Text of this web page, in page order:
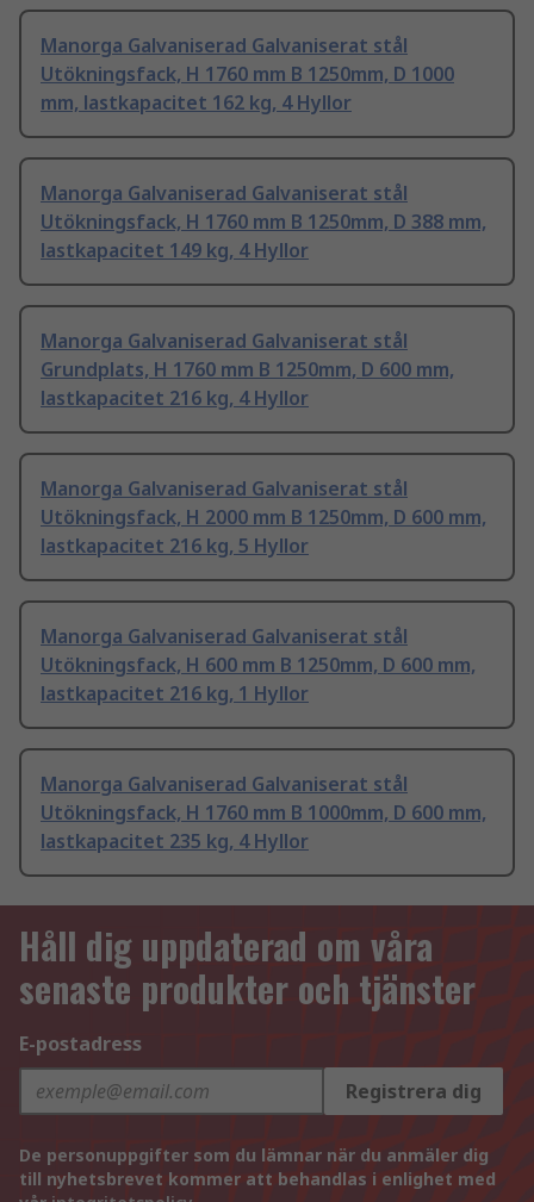
Manorga Galvaniserad Galvaniserat stål
Utökningsfack, H 1760 mm B 1250mm, D 1000
mm, lastkapacitet 162 kg, 4 Hyllor
Manorga Galvaniserad Galvaniserat stål
Utökningsfack, H 1760 mm B 1250mm, D 388 mm,
lastkapacitet 149 kg, 4 Hyllor
Manorga Galvaniserad Galvaniserat stål
Grundplats, H 1760 mm B 1250mm, D 600 mm,
lastkapacitet 216 kg, 4 Hyllor
Manorga Galvaniserad Galvaniserat stål
Utökningsfack, H 2000 mm B 1250mm, D 600 mm,
lastkapacitet 216 kg, 5 Hyllor
Manorga Galvaniserad Galvaniserat stål
Utökningsfack, H 600 mm B 1250mm, D 600 mm,
lastkapacitet 216 kg, 1 Hyllor
Manorga Galvaniserad Galvaniserat stål
Utökningsfack, H 1760 mm B 1000mm, D 600 mm,
lastkapacitet 235 kg, 4 Hyllor
Håll dig uppdaterad om våra
senaste produkter och tjänster
E-postadress
Registrera dig
De personuppgifter som du lämnar när du anmäler dig
till nyhetsbrevet kommer att behandlas i enlighet med